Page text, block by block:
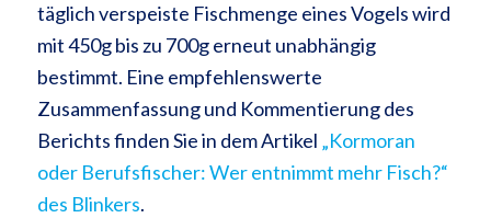
täglich verspeiste Fischmenge eines Vogels wird
mit 450g bis zu 700g erneut unabhängig
bestimmt. Eine empfehlenswerte
Zusammenfassung und Kommentierung des
Berichts finden Sie in dem Artikel „Kormoran
oder Berufsfischer: Wer entnimmt mehr Fisch?“
des Blinkers.